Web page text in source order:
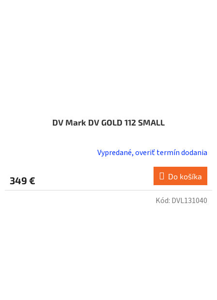
DV Mark DV GOLD 112 SMALL
Vypredané, overiť termín dodania
349 € Do košíka
Kód: DVL131040